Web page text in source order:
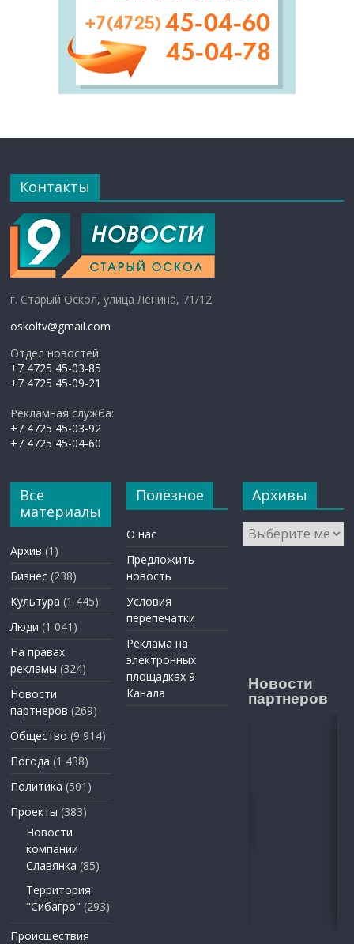
Контакты
г. Старый Оскол, улица Ленина, 71/12
oskoltv@gmail.com
Отдел новостей:
+7 4725 45-03-85
+7 4725 45-09-21
Рекламная служба:
+7 4725 45-03-92
+7 4725 45-04-60
Все
материалы
Архив (1)
Бизнес (238)
Культура (1 445)
Люди (1 041)
На правах
рекламы (324)
Новости
партнеров (269)
Общество (9 914)
Погода (1 438)
Политика (501)
Проекты (383)
Новости
компании
Славянка (85)
Территория
"Сибагро" (293)
Происшествия
Полезное
О нас
Предложить
новость
Условия
перепечатки
Реклама на
электронных
площадках 9
Канала
Архивы
Архивы
Новости
партнеров